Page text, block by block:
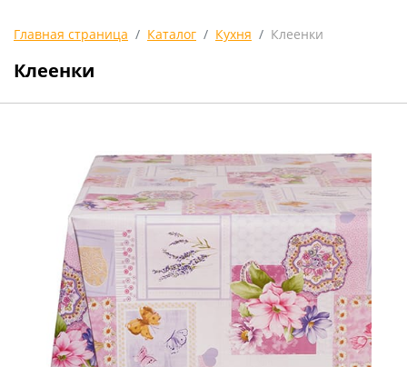
Главная страница Каталог Кухня Клеенки
Клеенки